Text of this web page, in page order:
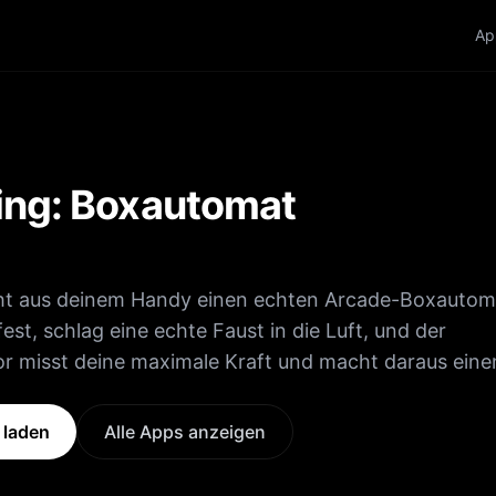
Boxautomat
aus deinem Handy einen echten Arcade-
schlag eine echte Faust in die Luft, und der
misst deine maximale Kraft und macht daraus
Frage: Wie hart kannst du zuschlagen? Fordere
finde heraus, wer der echte Punch King ist. SO
Alle Apps anzeigen